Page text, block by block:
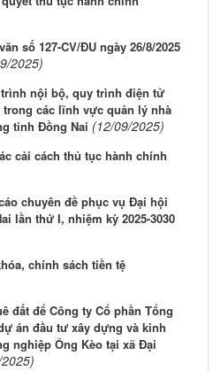
số 127-CV/ĐU ngày 26/8/2025
2025)
nội bộ, quy trình điện tử
các lĩnh vực quản lý nhà
tỉnh Đồng Nai (12/09/2025)
cải cách thủ tục hành chính
chuyên đề phục vụ Đại hội
lần thứ I, nhiệm kỳ 2025-3030
chính sách tiền tệ
đất để Công ty Cổ phần Tổng
án đầu tư xây dựng và kinh
nghiệp Ông Kèo tại xã Đại